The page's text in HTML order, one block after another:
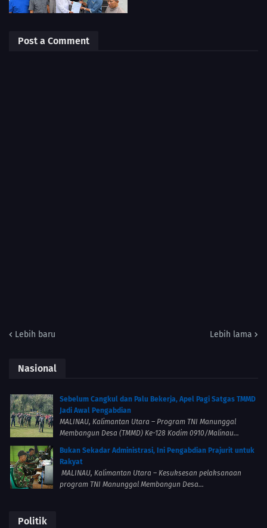
Post a Comment
Lebih baru Lebih lama
Nasional
Sebelum Cangkul dan Palu Bekerja, Apel Pagi Satgas TMMD
Jadi Awal Pengabdian
MALINAU, Kalimantan Utara – Program TNI Manunggal
Membangun Desa (TMMD) Ke-128 Kodim 0910/Malinau...
Bukan Sekadar Administrasi, Ini Pengabdian Prajurit untuk
Rakyat
MALINAU, Kalimantan Utara – Kesuksesan pelaksanaan
program TNI Manunggal Membangun Desa...
Politik